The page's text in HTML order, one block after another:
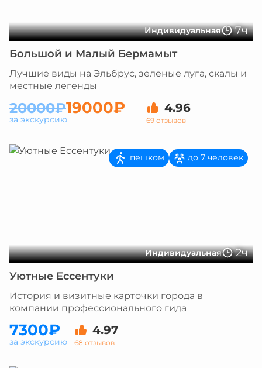
Индивидуальная 7ч
Большой и Малый Бермамыт
Лучшие виды на Эльбрус, зеленые луга, скалы и
местные легенды
20000₽19000₽ 4.96
69 отзывов
за экскурсию
Индивидуальная 2ч
пешком до 7 человек
Уютные Ессентуки
История и визитные карточки города в
компании профессионального гида
7300₽ 4.97
68 отзывов
за экскурсию